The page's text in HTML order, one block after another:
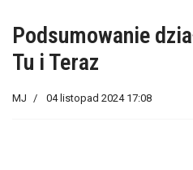
Podsumowanie
Tu i Teraz
MJ 04 listopad 2024 17:08